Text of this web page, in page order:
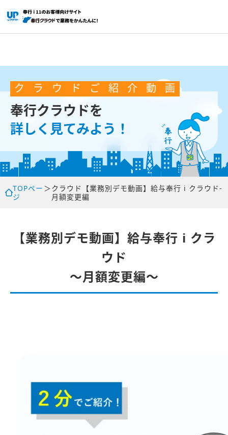
ク ラ ウ ド ご 紹 介 動 画
奉行クラウドを
詳しく見てみよう！
TOPペー
ジ
＞ クラウド
【業務別デモ動画】給与奉行 i クラウド-
月額変更編
【業務別デモ動画】給与奉行 i クラ
ウド
～月額変更編～